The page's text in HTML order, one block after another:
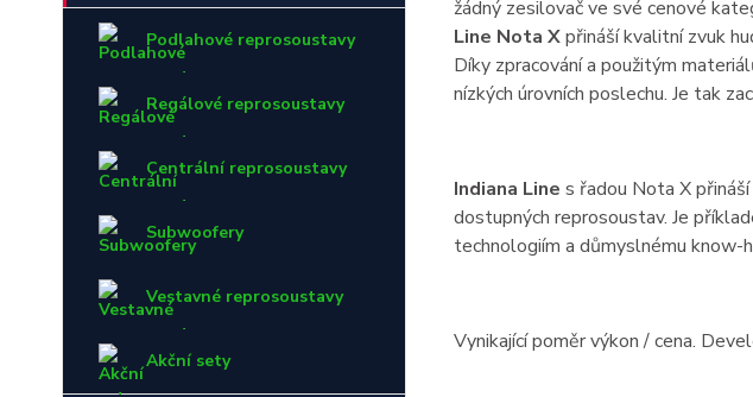
Podlahové reprosoustavy
Regálové reprosoustavy
Centrální reprosoustavy
Subwoofery
Vestavné reprosoustavy
Akční sety
žádný zesilovač ve své cenové
Line Nota Xpřináší kvalitní zvuk
Díky zpracování a použitým
nízkých úrovních poslechu. Je tak
Indiana Line s řadou Nota X
dostupných reprosoustav. Je
technologiím a důmyslnému know-
Vynikající poměr výkon / cena.